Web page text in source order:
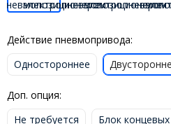
Действие пневмопривода:
Одностороннее
Доп. опция:
Не требуется
Блок